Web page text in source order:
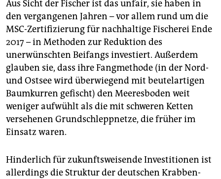
Aus Sicht der Fischer ist das unfair, sie haben in
den vergangenen Jahren – vor allem rund um die
MSC-Zertifizierung für nachhaltige Fischerei Ende
2017 – in Methoden zur Reduktion des
unerwünschten Beifangs investiert. Außerdem
glauben sie, dass ihre Fangmethode (in der Nord-
und Ostsee wird überwiegend mit beutelartigen
Baumkurren gefischt) den Meeresboden weit
weniger aufwühlt als die mit schweren Ketten
versehenen Grundschleppnetze, die früher im
Einsatz waren.
Hinderlich für zukunftsweisende Investitionen ist
allerdings die Struktur der deutschen Krabben-